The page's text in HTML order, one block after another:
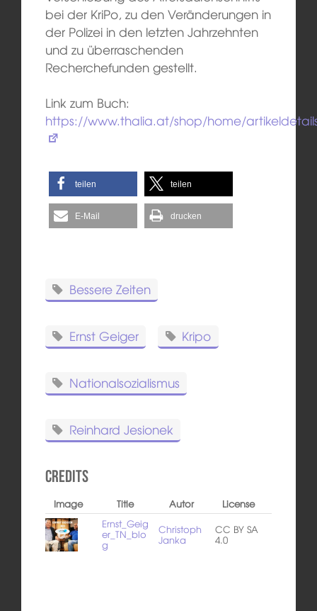
bei der KriPo, zu den Veränderungen in
der Polizei in den letzten Jahrzehnten
und zu überraschenden
Recherchefunden gestellt.
Link zum Buch:
https://www.thalia.at/shop/home/
teilen teilen
E-Mail drucken
Bessere Zeiten
Ernst Geiger Kripo
Nationalsozialismus
Reinhard Jesionek
Credits
Image Title Autor
License
Ernst_Geig
er_TN_blo
g
Christoph
Janka
CC BY SA
4.0